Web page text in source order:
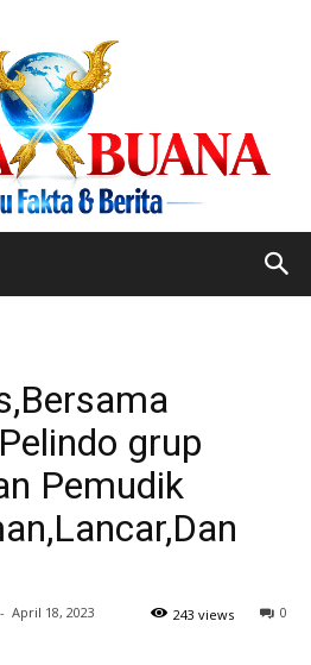
grup
Pemudik
- April 18, 2023 0
243 views